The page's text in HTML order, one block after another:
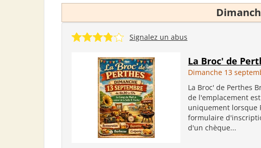
Signalez un abus
La Broc' de
Dimanche 13
La Broc' de Perthes
de l'emplacement
uniquement lorsque
formulaire
d'un chèque...